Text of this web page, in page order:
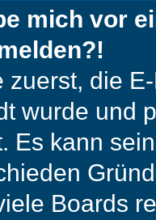
mich vor
zuerst, die
wurde und
Es kann
Boards